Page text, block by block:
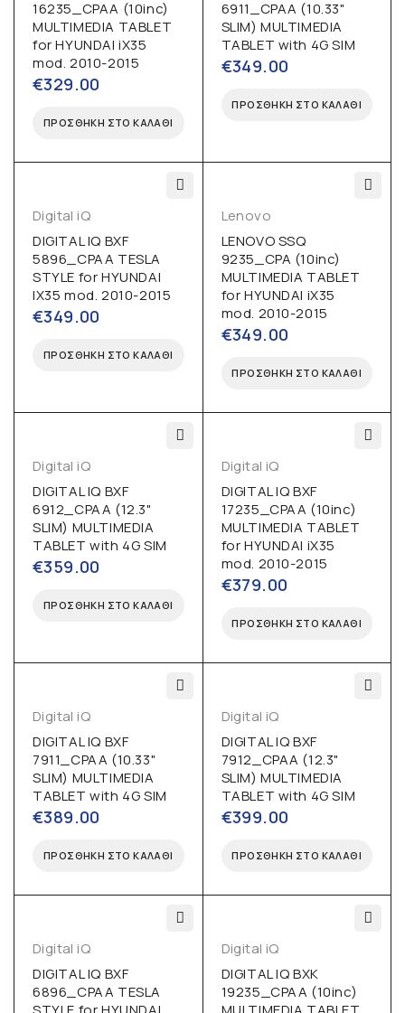
16235_CPAA (10inc)
MULTIMEDIA TABLET
for HYUNDAI iX35
mod. 2010-2015
€329.00
ΠΡΟΣΘΉΚΗ ΣΤΟ ΚΑΛΆΘΙ
6911_CPAA (10.33"
SLIM) MULTIMEDIA
TABLET with 4G SIM
€349.00
ΠΡΟΣΘΉΚΗ ΣΤΟ ΚΑΛΆΘΙ
Digital iQ
DIGITAL IQ BXF
5896_CPAA TESLA
STYLE for HYUNDAI
IX35 mod. 2010-2015
€349.00
ΠΡΟΣΘΉΚΗ ΣΤΟ ΚΑΛΆΘΙ
Lenovo
LENOVO SSQ
9235_CPA (10inc)
MULTIMEDIA TABLET
for HYUNDAI iX35
mod. 2010-2015
€349.00
ΠΡΟΣΘΉΚΗ ΣΤΟ ΚΑΛΆΘΙ
Digital iQ
DIGITAL IQ BXF
6912_CPAA (12.3"
SLIM) MULTIMEDIA
TABLET with 4G SIM
€359.00
ΠΡΟΣΘΉΚΗ ΣΤΟ ΚΑΛΆΘΙ
Digital iQ
DIGITAL IQ BXF
17235_CPAA (10inc)
MULTIMEDIA TABLET
for HYUNDAI iX35
mod. 2010-2015
€379.00
ΠΡΟΣΘΉΚΗ ΣΤΟ ΚΑΛΆΘΙ
Digital iQ
DIGITAL IQ BXF
7911_CPAA (10.33"
SLIM) MULTIMEDIA
TABLET with 4G SIM
€389.00
ΠΡΟΣΘΉΚΗ ΣΤΟ ΚΑΛΆΘΙ
Digital iQ
DIGITAL IQ BXF
7912_CPAA (12.3"
SLIM) MULTIMEDIA
TABLET with 4G SIM
€399.00
ΠΡΟΣΘΉΚΗ ΣΤΟ ΚΑΛΆΘΙ
Digital iQ
DIGITAL IQ BXF
6896_CPAA TESLA
Digital iQ
DIGITAL IQ BXK
19235_CPAA (10inc)